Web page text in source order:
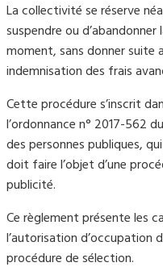
La collectivité se réserve
suspendre ou
moment, sans donner suite
indemnisation des frais
Cette procédure s’inscrit
l’ordonnance n° 2017-562
des personnes publiques,
doit faire l’objet d’une
publicité.
Ce règlement présente les
l’autorisation d’occupation
procédure de sélection.